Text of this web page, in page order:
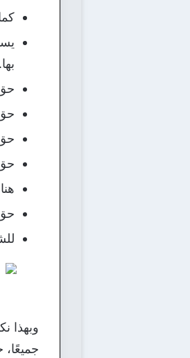
بها.
حق
وبهذا